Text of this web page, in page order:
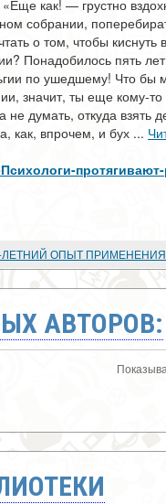
как! — грустно
собрании,
о том, чтобы киснуть
Понадобилось пять
по ушедшему! Что бы
значит, ты еще кому-
думать, откуда взять
как, впрочем, и бу­х ...
протягивают-
АВТОРОВ: